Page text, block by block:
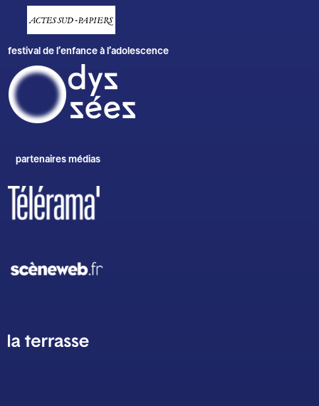
festival de l’enfance à l’adolescence
partenaires médias